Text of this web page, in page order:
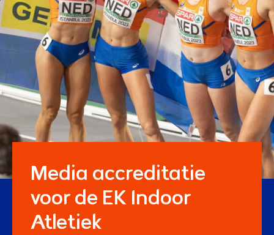
Media accreditatie
voor de EK Indoor
Atletiek